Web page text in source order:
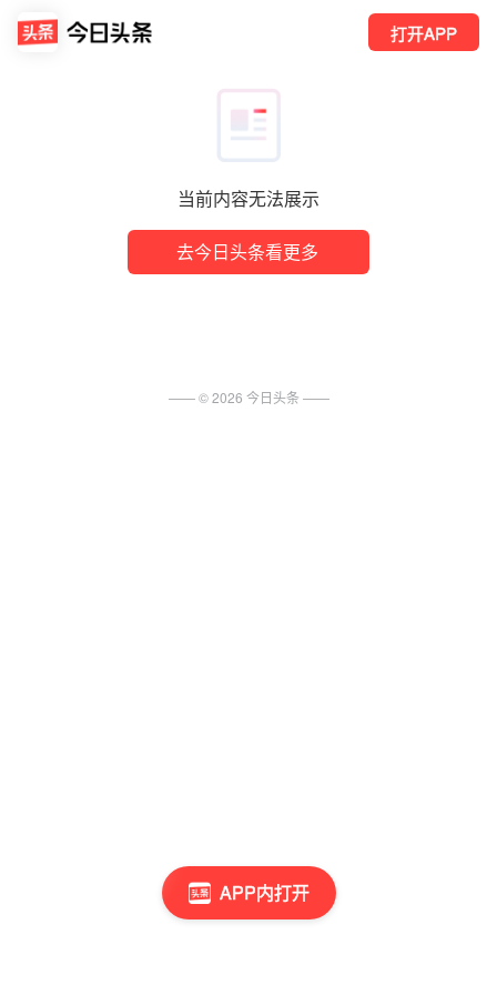
当前内容无法展示
去今日头条看更多
打开APP
APP内打开
—— ©2026 今日头条 ——